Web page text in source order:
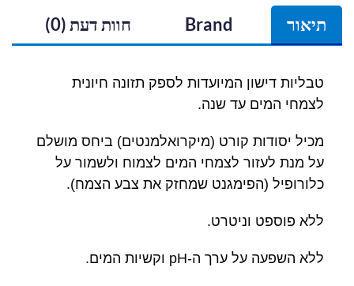
תיאור Brand חוות דעת (0)
טבליות דישון המיועדות לספק תזונה חיונית
לצמחי המים עד שנה.
מכיל יסודות קורט (מיקרואלמנטים) ביחס מושלם
על מנת לעזור לצמחי המים לצמוח ולשמור על
כלורופיל (הפימגנט שמחזק את צבע הצמח).
ללא פוספט וניטרט.
ללא השפעה על ערך ה-pH וקשיות המים.